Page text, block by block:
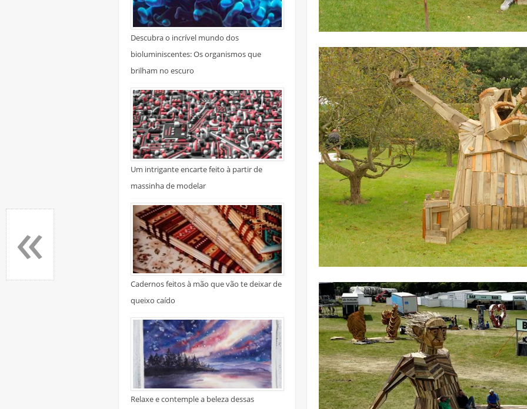
Descubra o incrível mundo dos
bioluminiscentes: Os organismos que
brilham no escuro
Um intrigante encarte feito à partir de
massinha de modelar
Cadernos feitos à mão que vão te deixar de
queixo caído
Relaxe e contemple a beleza dessas
«